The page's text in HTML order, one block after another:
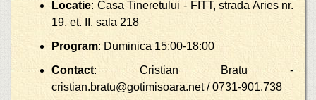
Locatie: Casa Tineretului - FITT, strada Aries nr.
19, et. II, sala 218
Program: Duminica 15:00-18:00
Contact: Cristian Bratu -
cristian.bratu@gotimisoara.net / 0731-901.738